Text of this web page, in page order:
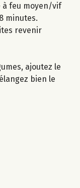
à feu moyen/vif
minutes.
revenir
ajoutez le
bien le